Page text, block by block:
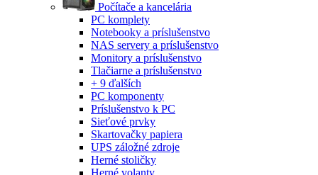
Počítače a kancelária
PC komplety
Notebooky a príslušenstvo
NAS servery a príslušenstvo
Monitory a príslušenstvo
Tlačiarne a príslušenstvo
+ 9 ďalších
PC komponenty
Príslušenstvo k PC
Sieťové prvky
Skartovačky papiera
UPS záložné zdroje
Herné stoličky
Herné volanty